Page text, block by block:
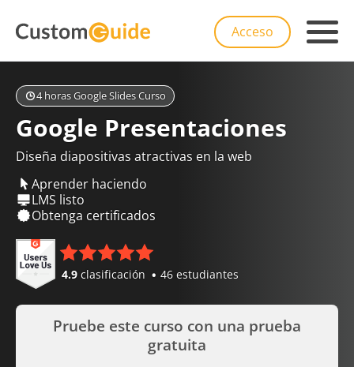
Acceso
4 horas Google Slides Curso
Google Presentaciones
Diseña diapositivas atractivas en la web
Aprender haciendo
LMS listo
Obtenga certificados
4.9 clasificación 46 estudiantes
Pruebe este curso con una prueba
gratuita